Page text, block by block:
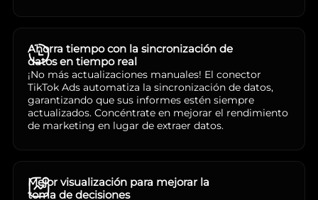
Ahorra tiempo con la sincronización de
datos en tiempo real
¡No más actualizaciones manuales! El conector
TikTok Ads automatiza la sincronización de datos,
garantizando que sus informes estén siempre
actualizados. Concéntrate en mejorar el rendimiento
de marketing en lugar de extraer datos.
Mejor visualización para mejorar la
toma de decisiones